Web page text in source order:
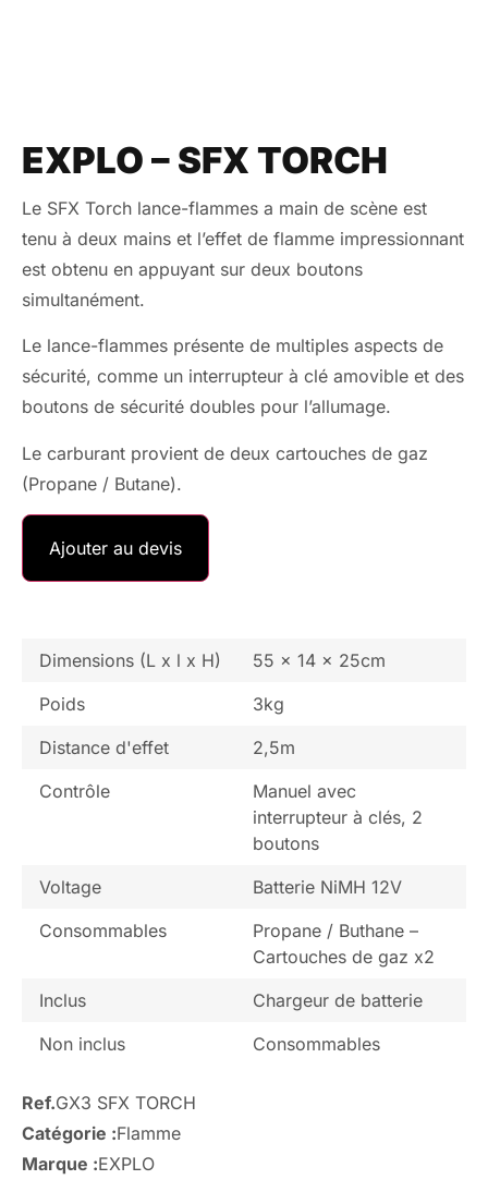
EXPLO – SFX TORCH
Le SFX Torch lance-flammes a main de scène est
tenu à deux mains et l’effet de flamme impressionnant
est obtenu en appuyant sur deux boutons
simultanément.
Le lance-flammes présente de multiples aspects de
sécurité, comme un interrupteur à clé amovible et des
boutons de sécurité doubles pour l’allumage.
Le carburant provient de deux cartouches de gaz
(Propane / Butane).
Ajouter au devis
Dimensions (L x l x H)
55 x 14 x 25cm
Poids
3kg
Distance d'effet
2,5m
Contrôle
Manuel avec
interrupteur à clés, 2
boutons
Voltage
Batterie NiMH 12V
Consommables
Propane / Buthane –
Cartouches de gaz x2
Inclus
Chargeur de batterie
Non inclus
Consommables
Ref.GX3 SFX TORCH
Catégorie :Flamme
Marque :EXPLO